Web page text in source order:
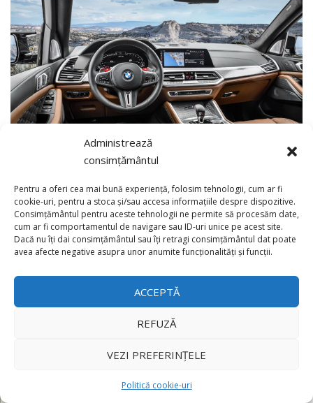
Administrează
consimțământul
Pentru a oferi cea mai bună experiență, folosim tehnologii, cum ar fi
cookie-uri, pentru a stoca și/sau accesa informațiile despre dispozitive.
Consimțământul pentru aceste tehnologii ne permite să procesăm date,
cum ar fi comportamentul de navigare sau ID-uri unice pe acest site.
Dacă nu îți dai consimțământul sau îți retragi consimțământul dat poate
avea afecte negative asupra unor anumite funcționalități și funcții.
ACCEPTĂ
REFUZĂ
VEZI PREFERINȚELE
Politică cookie-uri
×